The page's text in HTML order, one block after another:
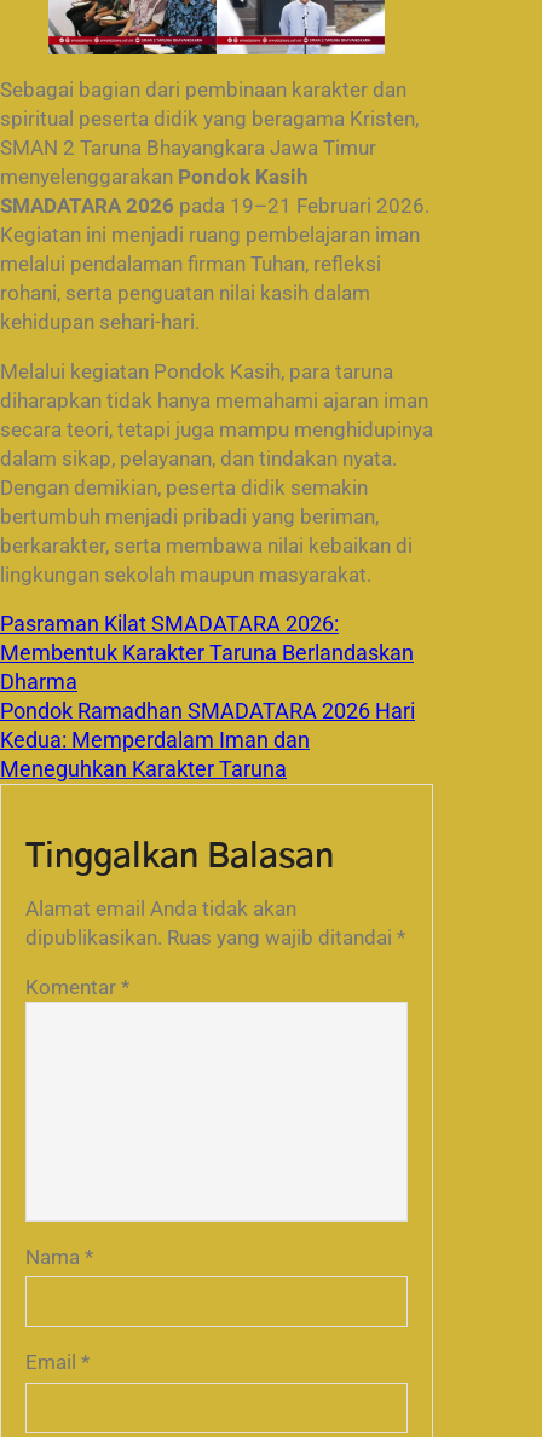
Sebagai bagian dari pembinaan karakter dan
spiritual peserta didik yang beragama Kristen,
SMAN 2 Taruna Bhayangkara Jawa Timur
menyelenggarakan Pondok Kasih
SMADATARA 2026 pada 19–21 Februari 2026.
Kegiatan ini menjadi ruang pembelajaran iman
melalui pendalaman firman Tuhan, refleksi
rohani, serta penguatan nilai kasih dalam
kehidupan sehari-hari.
Melalui kegiatan Pondok Kasih, para taruna
diharapkan tidak hanya memahami ajaran iman
secara teori, tetapi juga mampu menghidupinya
dalam sikap, pelayanan, dan tindakan nyata.
Dengan demikian, peserta didik semakin
bertumbuh menjadi pribadi yang beriman,
berkarakter, serta membawa nilai kebaikan di
lingkungan sekolah maupun masyarakat.
Pasraman Kilat SMADATARA 2026:
Membentuk Karakter Taruna Berlandaskan
Dharma
Pondok Ramadhan SMADATARA 2026 Hari
Kedua: Memperdalam Iman dan
Meneguhkan Karakter Taruna
Tinggalkan Balasan
Alamat email Anda tidak akan
dipublikasikan. Ruas yang wajib ditandai *
Komentar *
Nama *
Email *